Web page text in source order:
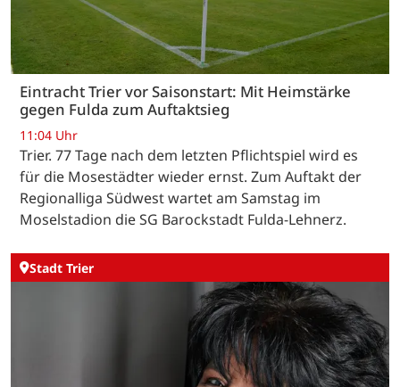
Eintracht Trier vor Saisonstart: Mit Heimstärke
gegen Fulda zum Auftaktsieg
11:04 Uhr
Trier. 77 Tage nach dem letzten Pflichtspiel wird es
für die Mosestädter wieder ernst. Zum Auftakt der
Regionalliga Südwest wartet am Samstag im
Moselstadion die SG Barockstadt Fulda-Lehnerz.
Stadt Trier